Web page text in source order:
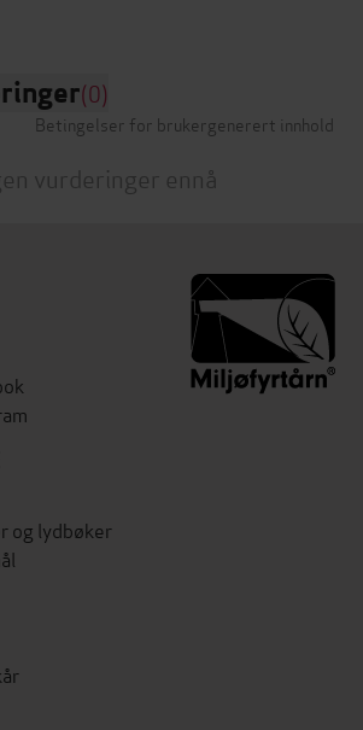
(0)
Betingelser for brukergenerert innhold
vurderinger ennå
og lydbøker